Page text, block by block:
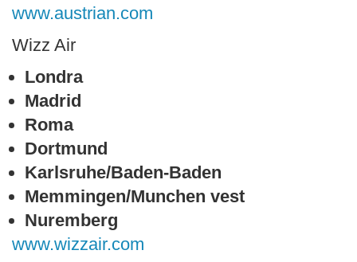
www.austrian.com
Wizz Air
Londra
Madrid
Roma
Dortmund
Karlsruhe/Baden-Baden
Memmingen/Munchen vest
Nuremberg
www.wizzair.com